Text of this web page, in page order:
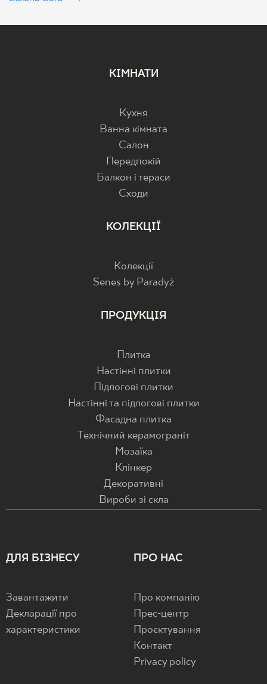
КІМНАТИ
Кухня
Ванна кімната
Салон
Передпокій
Балкон і тераси
Cходи
КОЛЕКЦІЇ
Колекції
Senes by Paradyż
ПРОДУКЦІЯ
Плитка
Настінні плитки
Підлогові плитки
Настінні та підлогові плитки
Фасадна плитка
Технічний керамограніт
Мозаїка
Клінкер
Декоративні
Вироби зі скла
ДЛЯ БІЗНЕСУ
Завантажити
Декларації про
характеристики
ПРО НАС
Про компанію
Прес-центр
Проєктування
Контакт
Privacy policy